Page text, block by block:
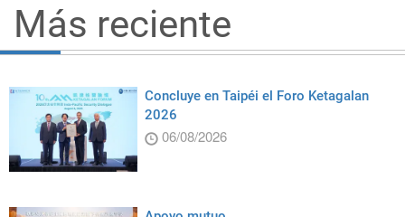
Más reciente
Concluye en Taipéi el Foro Ketagalan
2026
06/08/2026